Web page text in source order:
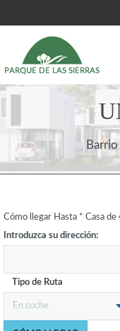
Barrio
Cómo llegar Hasta * Casa
Introduzca su dirección:
Tipo de Ruta